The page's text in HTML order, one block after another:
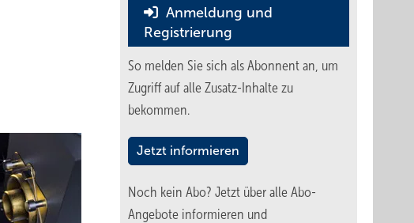
Anmeldung und
Registrierung
So melden Sie sich als Abonnent an, um
Zugriff auf alle Zusatz-Inhalte zu
bekommen.
Jetzt informieren
Noch kein Abo? Jetzt über alle Abo-
Angebote informieren und